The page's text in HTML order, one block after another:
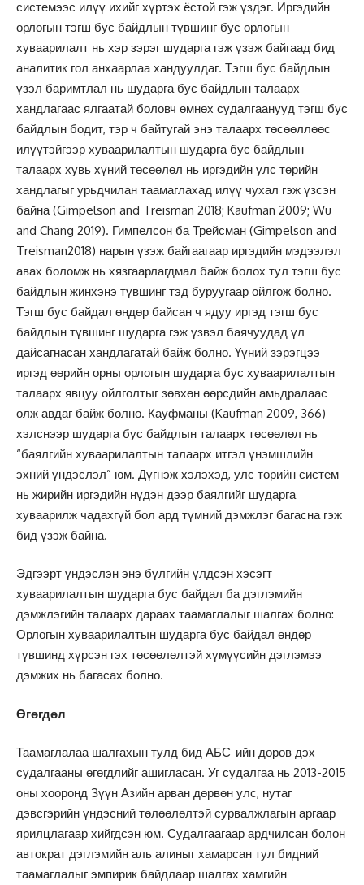
системээс илүү ихийг хүртэх ёстой гэж үздэг. Иргэдийн
орлогын тэгш бус байдлын түвшинг бус орлогын
хуваарилалт нь хэр зэрэг шударга гэж үзэж байгаад бид
аналитик гол анхаарлаа хандуулдаг. Тэгш бус байдлын
үзэл баримтлал нь шударга бус байдлын талаарх
хандлагаас ялгаатай боловч өмнөх судалгаанууд тэгш бус
байдлын бодит, тэр ч байтугай энэ талаарх төсөөллөөс
илүүтэйгээр хуваарилалтын шударга бус байдлын
талаарх хувь хүний төсөөлөл нь иргэдийн улс төрийн
хандлагыг урьдчилан таамаглахад илүү чухал гэж үзсэн
байна (Gimpelson and Treisman 2018; Kaufman 2009; Wu
and Chang 2019). Гимпелсон ба Трейсман (Gimpelson and
Treisman2018) нарын үзэж байгаагаар иргэдийн мэдээлэл
авах боломж нь хязгаарлагдмал байж болох тул тэгш бус
байдлын жинхэнэ түвшинг тэд буруугаар ойлгож болно.
Тэгш бус байдал өндөр байсан ч ядуу иргэд тэгш бус
байдлын түвшинг шударга гэж үзвэл баячуудад үл
дайсагнасан хандлагатай байж болно. Үүний зэрэгцээ
иргэд өөрийн орны орлогын шударга бус хуваарилалтын
талаарх явцуу ойлголтыг зөвхөн өөрсдийн амьдралаас
олж авдаг байж болно. Кауфманы (Kaufman 2009, 366)
хэлснээр шударга бус байдлын талаарх төсөөлөл нь
“баялгийн хуваарилалтын талаарх итгэл үнэмшлийн
эхний үндэслэл” юм. Дүгнэж хэлэхэд, улс төрийн систем
нь жирийн иргэдийн нүдэн дээр баялгийг шударга
хуваарилж чадахгүй бол ард түмний дэмжлэг багасна гэж
бид үзэж байна.
Эдгээрт үндэслэн энэ бүлгийн үлдсэн хэсэгт
хуваарилалтын шударга бус байдал ба дэглэмийн
дэмжлэгийн талаарх дараах таамаглалыг шалгах болно:
Орлогын хуваарилалтын шударга бус байдал өндөр
түвшинд хүрсэн гэх төсөөлөлтэй хүмүүсийн дэглэмээ
дэмжих нь багасах болно.
Өгөгдөл
Таамаглалаа шалгахын тулд бид АБС-ийн дөрөв дэх
судалгааны өгөгдлийг ашигласан. Уг судалгаа нь 2013-2015
оны хооронд Зүүн Азийн арван дөрвөн улс, нутаг
дэвсгэрийн үндэсний төлөөлөлтэй сурвалжлагын аргаар
ярилцлагаар хийгдсэн юм. Судалгаагаар ардчилсан болон
автократ дэглэмийн аль алиныг хамарсан тул бидний
таамаглалыг эмпирик байдлаар шалгах хамгийн